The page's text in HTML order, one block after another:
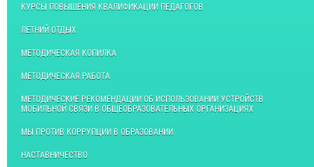
КУРСЫ ПОВЫШЕНИЯ КВАЛИФИКАЦИИ ПЕДАГОГОВ
ЛЕТНИЙ ОТДЫХ
МЕТОДИЧЕСКАЯ КОПИЛКА
МЕТОДИЧЕСКАЯ РАБОТА
МЕТОДИЧЕСКИЕ РЕКОМЕНДАЦИИ ОБ ИСПОЛЬЗОВАНИИ УСТРОЙСТВ
МОБИЛЬНОЙ СВЯЗИ В ОБЩЕОБРАЗОВАТЕЛЬНЫХ ОРГАНИЗАЦИЯХ
МЫ ПРОТИВ КОРРУПЦИИ В ОБРАЗОВАНИИ
НАСТАВНИЧЕСТВО